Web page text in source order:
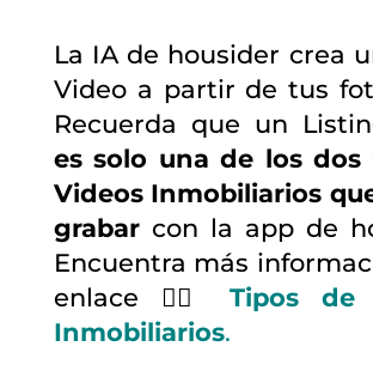
La IA de housider crea
Video a partir de tus
Recuerda que un
es solo una de los dos
Videos Inmobiliarios
grabarcon la app de
Encuentra más
enlace 👉🏼 Tipos de
Inmobiliarios.